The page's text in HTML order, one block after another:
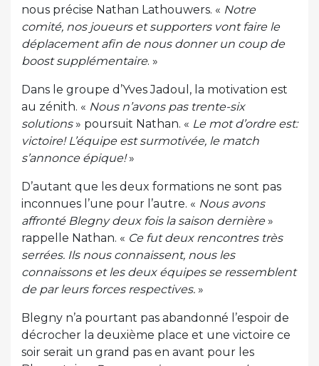
nous précise Nathan Lathouwers. « Notre
comité, nos joueurs et supporters vont faire le
déplacement afin de nous donner un coup de
boost supplémentaire. »
Dans le groupe d’Yves Jadoul, la motivation est
au zénith. « Nous n’avons pas trente-six
solutions» poursuit Nathan. « Le mot d’ordre est:
victoire! L’équipe est surmotivée, le match
s’annonce épique!»
D’autant que les deux formations ne sont pas
inconnues l’une pour l’autre. « Nous avons
affronté Blegny deux fois la saison dernière»
rappelle Nathan. « Ce fut deux rencontres très
serrées. Ils nous connaissent, nous les
connaissons et les deux équipes se ressemblent
de par leurs forces respectives. »
Blegny n’a pourtant pas abandonné l’espoir de
décrocher la deuxième place et une victoire ce
soir serait un grand pas en avant pour les